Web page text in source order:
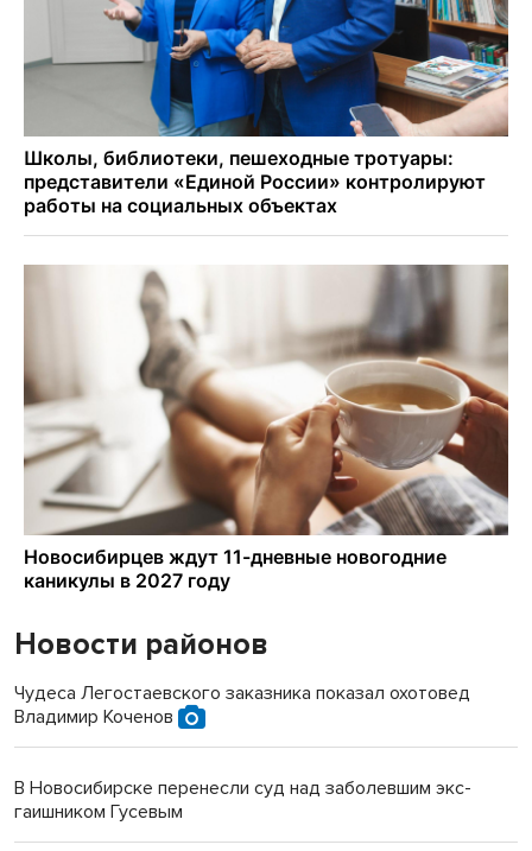
Новости районов
Чудеса Легостаевского заказника показал охотовед
Владимир Коченов
В Новосибирске перенесли суд над заболевшим экс-
гаишником Гусевым